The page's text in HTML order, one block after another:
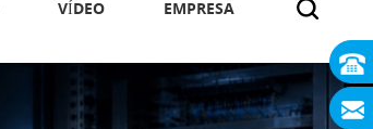
VÍDEO EMPRESA